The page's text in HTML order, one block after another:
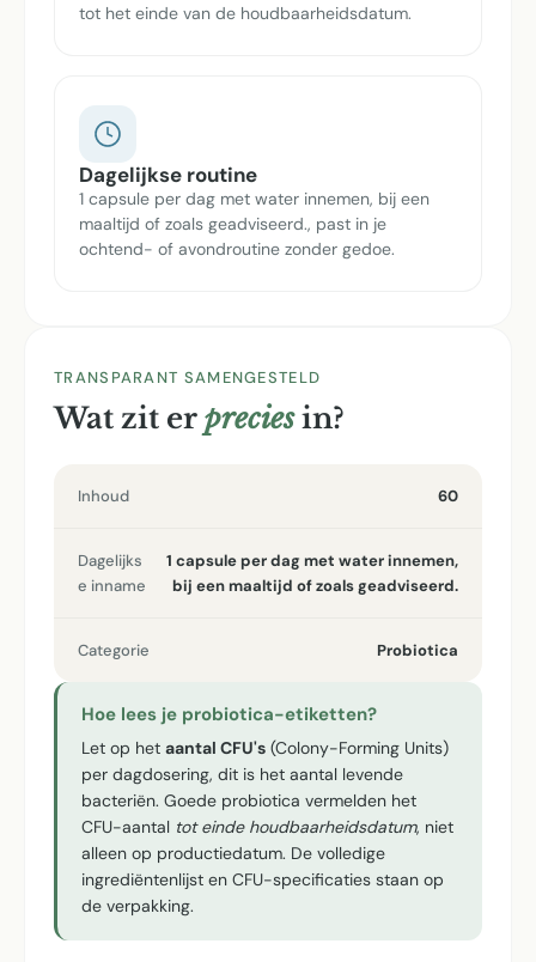
tot het einde van de houdbaarheidsdatum.
Dagelijkse routine
1 capsule per dag met water innemen, bij een
maaltijd of zoals geadviseerd., past in je
ochtend- of avondroutine zonder gedoe.
TRANSPARANT SAMENGESTELD
Wat zit er preciesin?
Inhoud 60
Dagelijks
e inname
1 capsule per dag met water innemen,
bij een maaltijd of zoals geadviseerd.
Categorie Probiotica
Hoe lees je probiotica-etiketten?
Let op het aantal CFU's (Colony-Forming Units)
per dagdosering, dit is het aantal levende
bacteriën. Goede probiotica vermelden het
CFU-aantal tot einde houdbaarheidsdatum, niet
alleen op productiedatum. De volledige
ingrediëntenlijst en CFU-specificaties staan op
de verpakking.